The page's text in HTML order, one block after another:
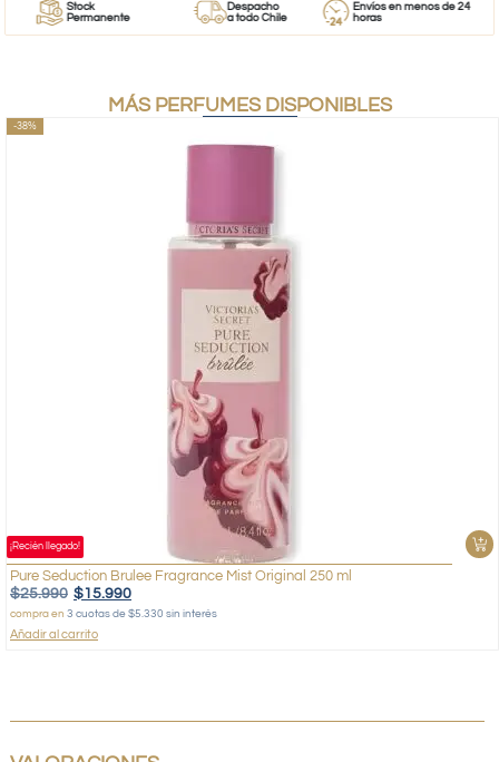
Stock
Permanente
Despacho
a todo Chile
Envíos en menos de 24
horas
MÁS PERFUMES DISPONIBLES
-38%
¡Recién llegado!
Pure Seduction Brulee Fragrance Mist Original 250 ml
$25.990 $15.990
compra en 3 cuotas de $5.330 sin interés
Añadir al carrito